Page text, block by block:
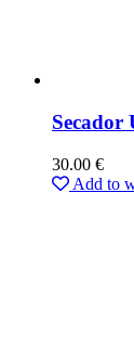
Secador
30.00 €
Add to